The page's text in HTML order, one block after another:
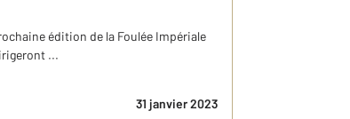
édition de la Foulée Impériale
...
31 janvier 2023